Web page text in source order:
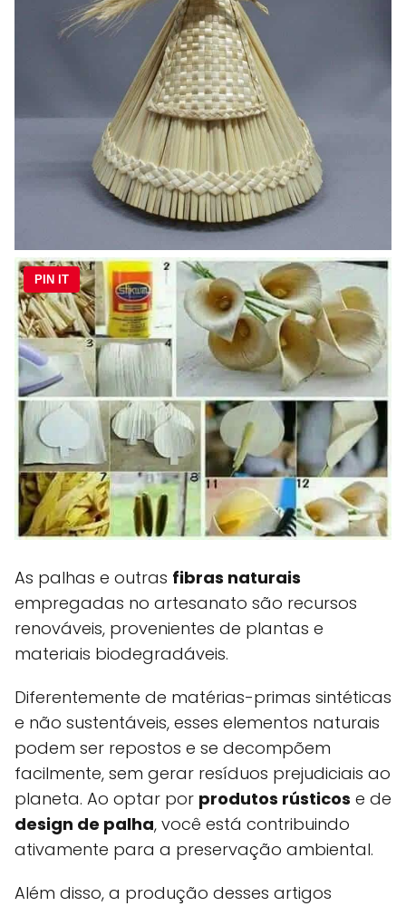
PIN IT
As palhas e outras fibras naturais
empregadas no artesanato são recursos
renováveis, provenientes de plantas e
materiais biodegradáveis.
Diferentemente de matérias-primas sintéticas
e não sustentáveis, esses elementos naturais
podem ser repostos e se decompõem
facilmente, sem gerar resíduos prejudiciais ao
planeta. Ao optar por produtos rústicos e de
design de palha, você está contribuindo
ativamente para a preservação ambiental.
Além disso, a produção desses artigos